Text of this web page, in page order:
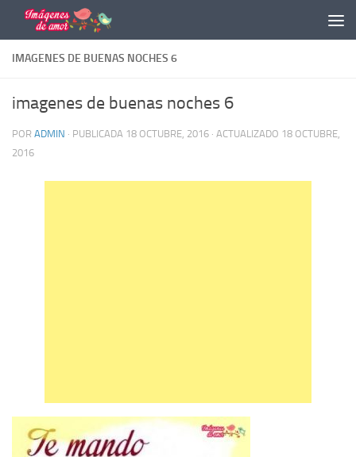
Saltar al contenido
IMAGENES DE BUENAS NOCHES 6
imagenes de buenas noches 6
POR ADMIN · PUBLICADA 18 OCTUBRE, 2016 · ACTUALIZADO 18 OCTUBRE,
2016